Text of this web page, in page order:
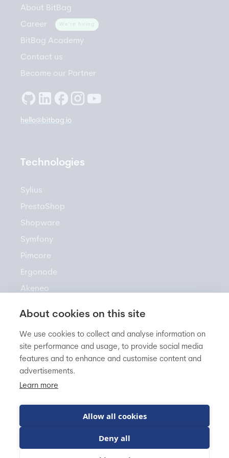
About cookies on this site
We use cookies to collect and analyse information on
site performance and usage, to provide social media
features and to enhance and customise content and
advertisements.
Learn more
Allow all cookies
Deny all
About BitBag
Career
We're hiring
BitBag Academy
Contact us
Become our Partner
hello@bitbag.io
Technologies
Sylius
PrestaShop
Shopware
Symfony
Pimcore
Ergonode
Akeneo
Resources
Newsletter
BitBag sp. z o.o.